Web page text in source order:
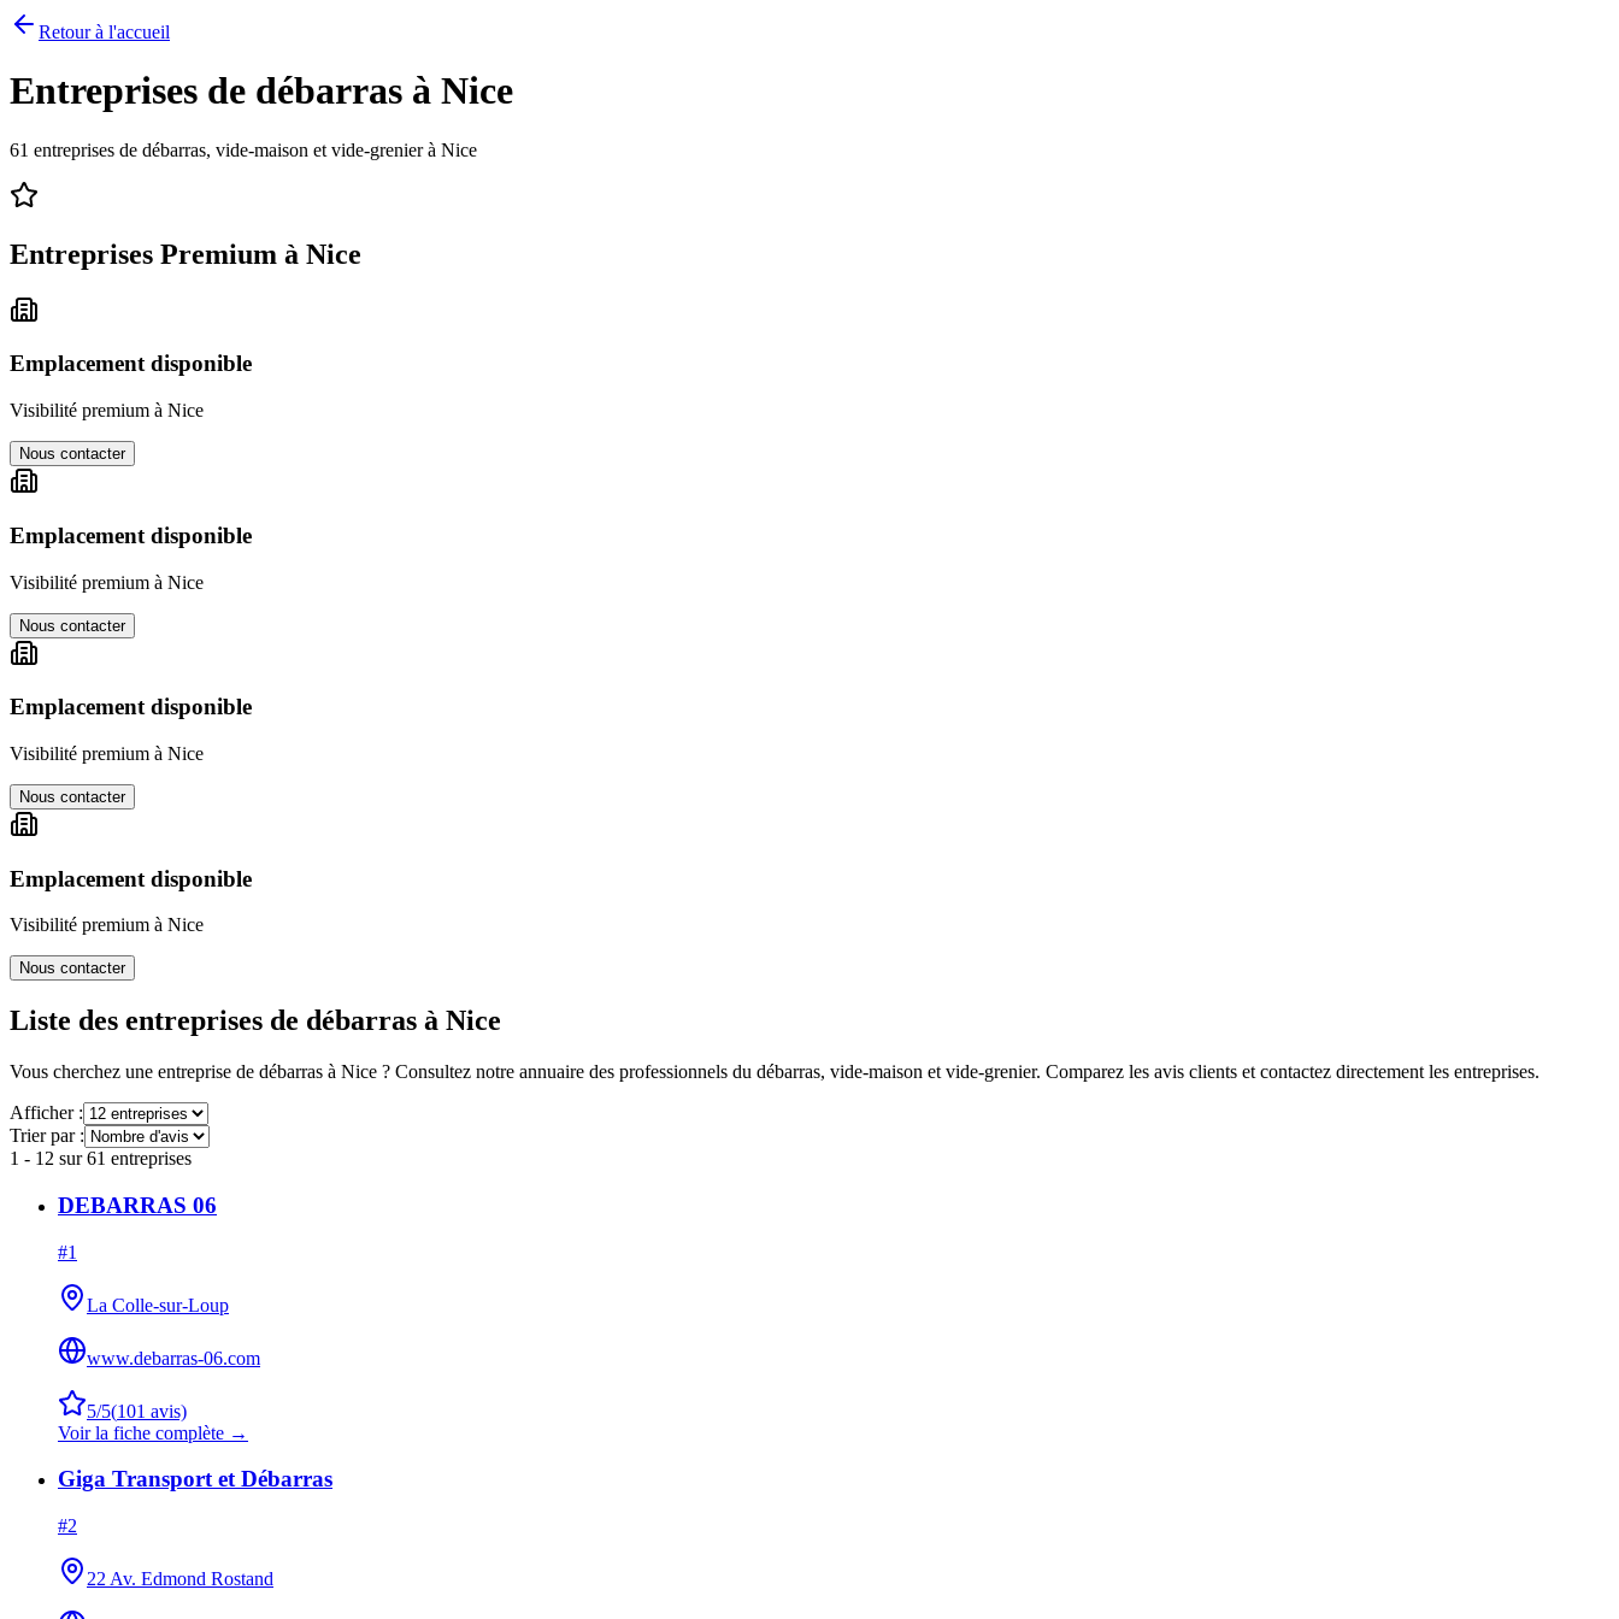
Retour à l'accueil
Entreprises de débarras à Nice
61 entreprises de débarras, vide-maison et vide-grenier à Nice
Entreprises Premium à Nice
Emplacement disponible
Visibilité premium à Nice
Nous contacter
Emplacement disponible
Visibilité premium à Nice
Nous contacter
Emplacement disponible
Visibilité premium à Nice
Nous contacter
Emplacement disponible
Visibilité premium à Nice
Nous contacter
Liste des entreprises de débarras à Nice
Vous cherchez une entreprise de débarras à Nice ? Consultez notre annuaire des professionnels du débarras, vide-maison et vide-grenier. Comparez les avis clients et contactez directement les entreprises.
Afficher :
Trier par :
1 - 12 sur61 entreprises
DEBARRAS 06
#1
La Colle-sur-Loup
www.debarras-06.com
5/5(101 avis)
Voir la fiche complète →
Giga Transport et Débarras
#2
22 Av. Edmond Rostand